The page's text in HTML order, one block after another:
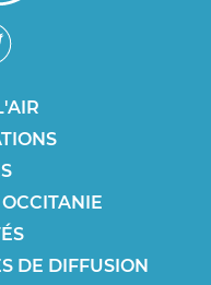
DE DIFFUSION